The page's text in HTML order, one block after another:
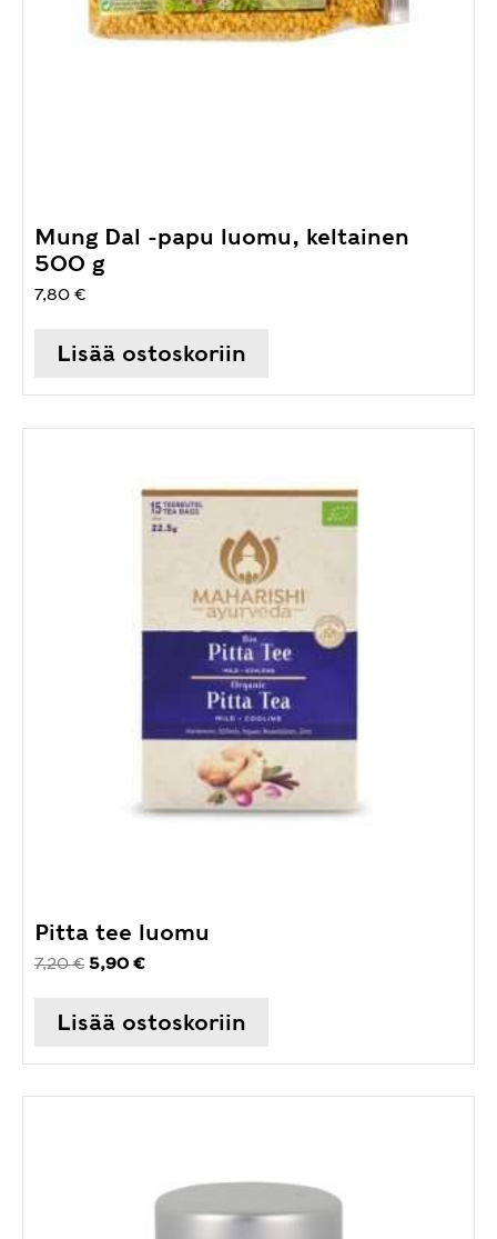
Mung Dal -papu luomu, keltainen
500 g
7,80 €
Lisää ostoskoriin
Pitta tee luomu
7,20€ Alkuperäinen
oli:
7,20 €.
5,90 €Nykyinen
on:
5,90 €.
Lisää ostoskoriin